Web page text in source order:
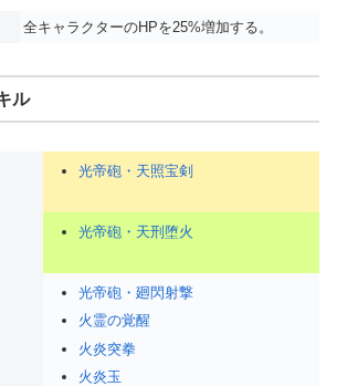
全キャラクターのHPを25%増加する。
ル
光帝砲・天照宝剣
光帝砲・天刑堕火
光帝砲・廻閃射撃
火霊の覚醒
火炎突拳
火炎玉